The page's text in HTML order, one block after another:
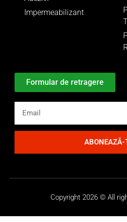
Impermeabilizant
Formular de retragere
ABONEAZĂ-
Copyright 2026 © All